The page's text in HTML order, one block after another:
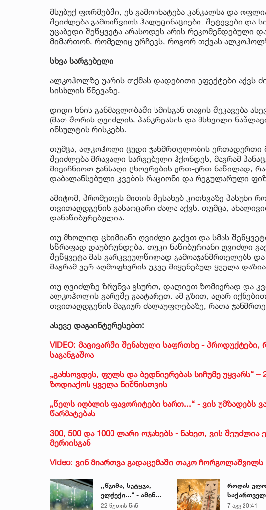
მსუბუქ ფორმებში, ეს გამოიხატება კანკალსა და
შეიძლება გამოიწვიოს ჰალუცინაციები, შეტევები და
უცაბედი შეწყვეტა არასოდეს არის რეკომენდებული
მიმართონ, რომელიც ურჩევს, როგორ თქვას
სხვა სარგებელი
ალკოჰოლზე უარის თქმას დადებითი ეფექტები აქვს
სისხლის წნევაზე.
დიდი ხნის განმავლობაში სმისგან თავის შეკავება
(მათ შორის ღვიძლის, პანკრეასის და მსხვილი
ინსულტის რისკებს.
თუმცა, ალკოჰოლი ცუდი ჯანმრთელობის ერთადერთი
შეიძლება მრავალი სარგებელი ჰქონდეს, მაგრამ
მივიჩნიოთ ჯანსაღი ცხოვრების ერთ-ერთ ნაწილად,
დაბალანსებული კვების რაციონი და რეგულარული
ამიტომ, პრომეთეს მითის შესახებ კითხვაზე პასუხი
თვითაღდგენის გასაოცარი ძალა აქვს. თუმცა,
დანაწიბურებულია.
თუ მხოლოდ ცხიმიანი ღვიძლი გაქვთ და სმას
სწრაფად დაუბრუნდება. თუკი ნაწიბურიანი ღვიძლი
შეწყვეტა მას გარკვეულწილად გამოაჯანმრთელებს და
მაგრამ ვერ აღმოფხვრის უკვე მიყენებულ ყველა
თუ ღვიძლზე ზრუნვა გსურთ, დალიეთ ზომიერად და
ალკოჰოლის გარეშე გაატარეთ. ამ გზით, აღარ
თვითაღდგენის მაგიურ ძალაუფლებაზე, რათა
ასევე დაგაინტერესებთ:
VIDEO: მაცივარში შენახული საფრთხე - პროდუქტები,
საგანგაშოა
„გახსოვდეს, ფულს და ბედნიერებას სიჩუმე უყვარს“
ზოდიაქოს ყველა ნიშნისთვის
„წელს იღბლის ფავორიტები ხართ...“ - ვის უმზადებს
წარმატებას
300, 500 და 1000 ლარი ოჯახებს - ნახეთ, ვის შეუძლია
მერიისგან
Video: ვინ მიართვა გადაცემაში თაკო
,,წვიმა, სეტყვა,
ელჭექი…“ - ამინდი
უარესდება
22 წუთის წინ
როდის
+40-
7 აგვ 20:41